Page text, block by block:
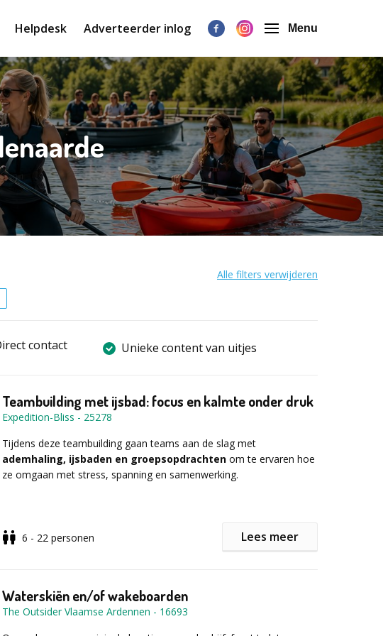
Helpdesk Adverteerder inlog Menu
Alle filters verwijderen
contact Unieke content van uitjes
Teambuilding met ijsbad: focus en kalmte onder druk
Expedition-Bliss - 25278
Tijdens deze teambuilding gaan teams aan de slag met
ademhaling, ijsbaden en groepsopdrachten om te ervaren hoe
ze omgaan met stress, spanning en samenwerking.
zichtbaar te maken: wie neemt leiding, wie blokkeert, wie blijft
6 - 22 personen Lees meer
Waterskiën en/of wakeboarden
The Outsider Vlaamse Ardennen - 16693